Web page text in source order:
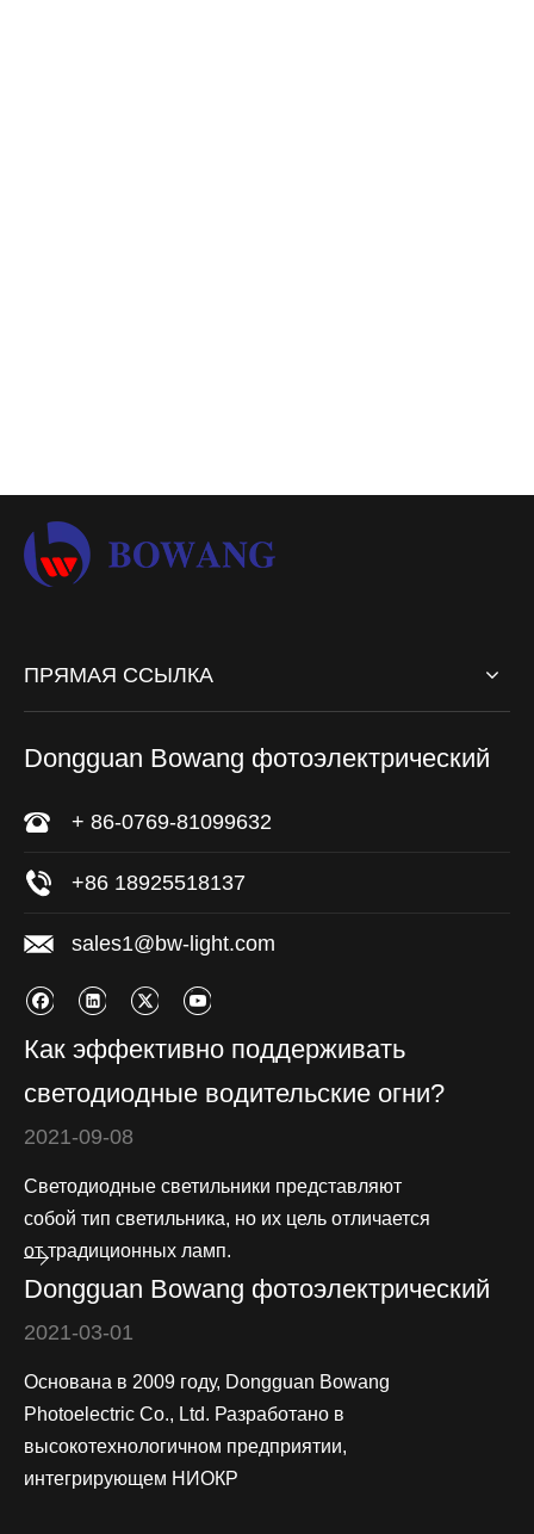
ПРЯМАЯ ССЫЛКА
Dongguan Bowang фотоэлектрический
+ 86-0769-81099632
+86 18925518137
sales1@bw-light.com
Как эффективно поддерживать
светодиодные водительские огни?
2021-09-08
Светодиодные светильники представляют
собой тип светильника, но их цель отличается
от традиционных ламп.
Dongguan Bowang фотоэлектрический
2021-03-01
Основана в 2009 году, Dongguan Bowang
Photoelectric Co., Ltd. Разработано в
высокотехнологичном предприятии,
интегрирующем НИОКР